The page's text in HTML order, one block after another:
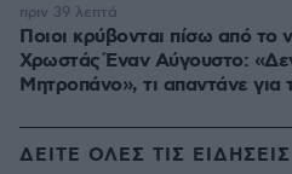
Ποιοι κρύβονται πίσω από
Χρωστάς Έναν Αύγουστο:
Μητροπάνο», τι απαντάνε για
πριν 39 λεπτά
ΔΕΙΤΕ ΟΛΕΣ ΤΙΣ ΕΙΔΗΣΕΙΣ